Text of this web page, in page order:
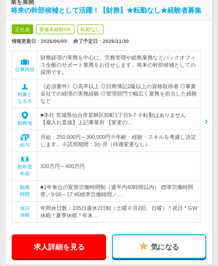
業を展開
将来の幹部候補として活躍！【財務】★転勤なし★経験者募集
正社員 業種未経験OK 転勤なし
情報更新日：2026/06/09 終了予定日： 2026/11/30
仕事内容
財務経理の実務を中心に、労務管理や総務業務などバックオフィ
ス全般のサポート業務をお任せします。将来の幹部候補としての
採用です。
対象と
なる方
《必須要件》◎高卒以上 ◎日商簿記2級以上の資格取得者 ◎事業
会社での経理の実務経験 ◎管理部門で幅広く業務を担当した経験
など
勤務地
■本社 宮城県仙台市若林区卸町1丁目5-7 ※転勤はありません
【雇入れ直後】上記事業所 【変更の…
給与
月給：250,000円～300,000円※年齢・経験・スキルを考慮し決定
します。※試用期間：3か月（待遇変更なし）
初年度
年収
330万円～400万円
勤務
時間
■1年単位の変形労働時間制（週平均40時間以内） 標準労働時間
帯／9:00～17:45標準労働時間／…
休日
休暇
年間休日数：105日週休2日制（土曜※月2回、日曜） * 祝日 * GW
休暇 * 夏季休暇 * 年末…
求人詳細を見る 気になる